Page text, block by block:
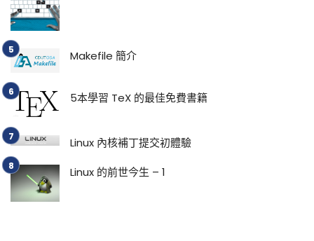
Makefile 簡介
5本學習 TeX 的最佳免費書籍
Linux 內核補丁提交初體驗
Linux 的前世今生 – 1